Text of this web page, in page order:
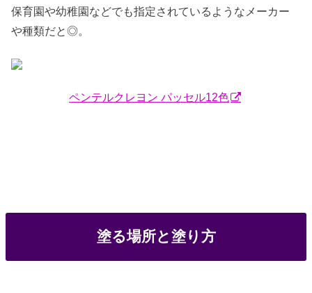
保育園や幼稚園などでも指定されているようなメーカー
や種類だと◎。
ペンテルクレヨン パッセル12色
塗る場所と塗り方